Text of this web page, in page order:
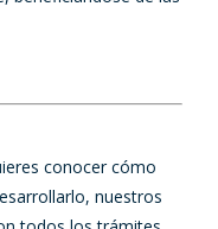
conocer cómo
nuestros